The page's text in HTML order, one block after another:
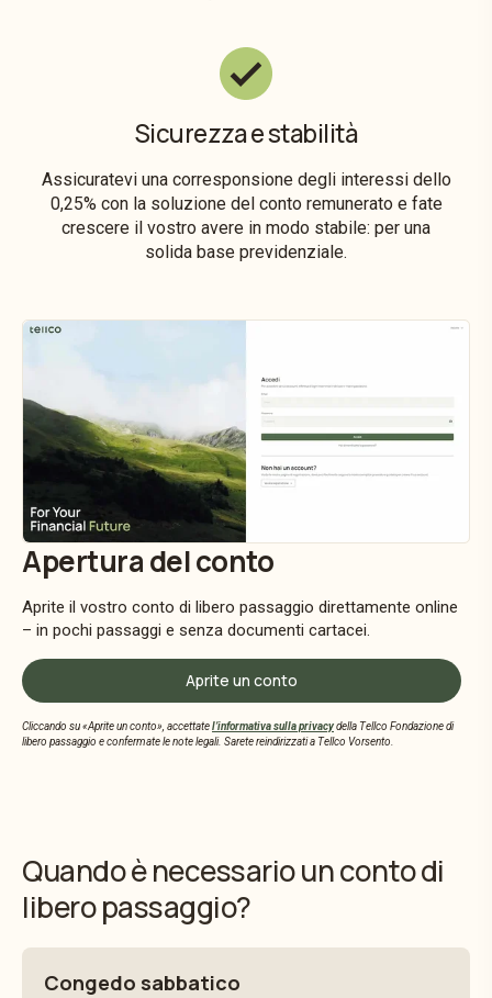
Sicurezza e stabilità
Assicuratevi una corresponsione degli interessi dello
0,25% con la soluzione del conto remunerato e fate
crescere il vostro avere in modo stabile: per una
solida base previdenziale.
Apertura del conto
Aprite il vostro conto di libero passaggio direttamente online
– in pochi passaggi e senza documenti cartacei.
Aprite un conto
Cliccando su «Aprite un conto», accettatel’informativa sulla privacydella Tellco Fondazione di
libero passaggio e confermate le note legali. Sarete reindirizzati a Tellco Vorsento.
Quando è necessario un conto di
libero passaggio?
Congedo sabbatico